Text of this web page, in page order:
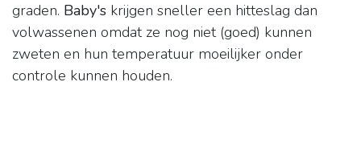
graden. Baby's krijgen sneller een hitteslag dan
volwassenen omdat ze nog niet (goed) kunnen
zweten en hun temperatuur moeilijker onder
controle kunnen houden.